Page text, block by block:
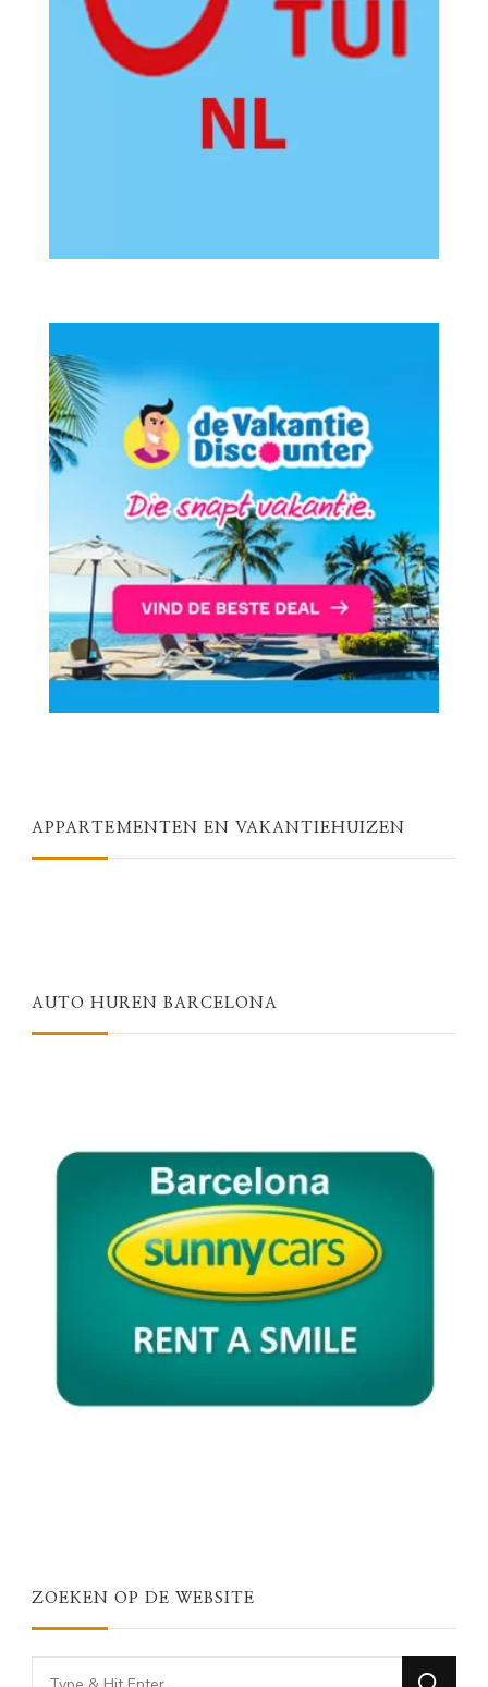
APPARTEMENTEN EN VAKANTIEHUIZEN
AUTO HUREN BARCELONA
ZOEKEN OP DE WEBSITE
Looking